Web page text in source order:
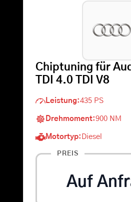
Warenkorb
Chiptuning für
TDI 4.0 TDI V8
Leistung:435 PS
Drehmoment:900 NM
Motortyp: Diesel
PREIS
Auf